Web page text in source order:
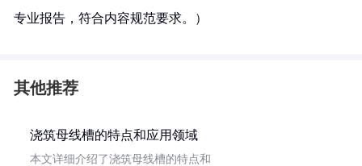
专业报告，符合内容规范要求。）
其他推荐
浇筑母线槽的特点和应用领域
本文详细介绍了浇筑母线槽的特点和